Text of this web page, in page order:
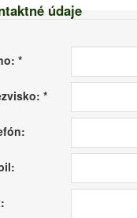
údaje
*
*